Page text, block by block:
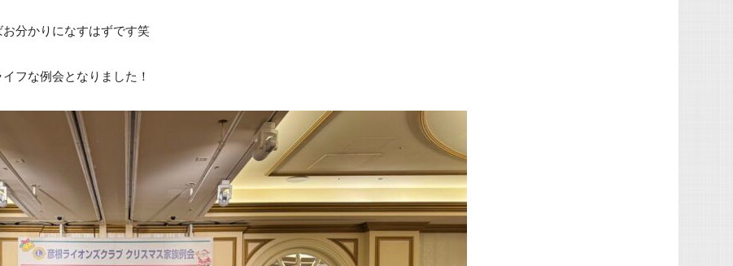
分かりになすはずです笑
フな例会となりました！